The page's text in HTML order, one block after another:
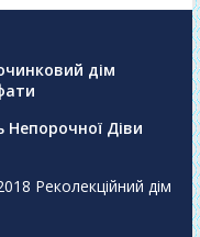
дім
Діви
Реколекційний дім